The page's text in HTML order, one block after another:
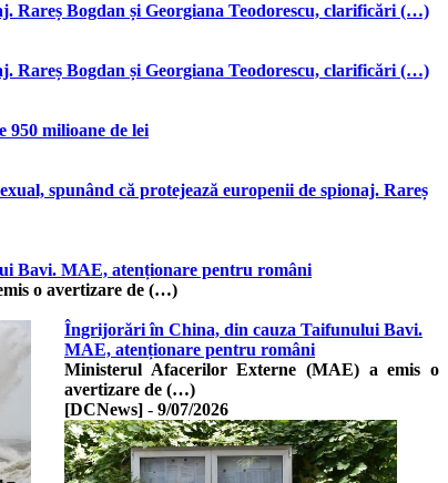
Rareș Bogdan și Georgiana Teodorescu, clarificări (…)
Rareș Bogdan și Georgiana Teodorescu, clarificări (…)
950 milioane de lei
spunând că protejează europenii de spionaj. Rareș
Bavi. MAE, atenționare pentru români
o avertizare de (…)
Îngrijorări în China, din cauza Taifunului Bavi.
MAE, atenționare pentru români
Ministerul Afacerilor Externe (MAE) a emis o
avertizare de (…)
[DCNews] - 9/07/2026